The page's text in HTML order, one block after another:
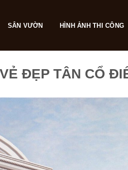
SÂN VƯỜN HÌNH ẢNH THI CÔNG
ĐẸP TÂN CỔ